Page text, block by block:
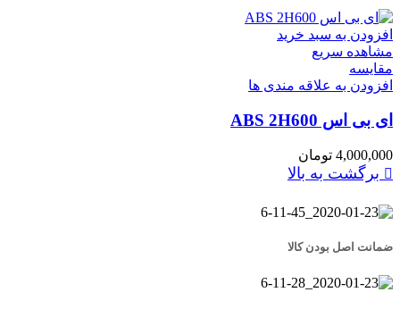
افزودن به سبد خرید
مشاهده سریع
مقایسه
افزودن به علاقه مندی ها
ای بی اس ABS 2H600
4,000,000 تومان
برگشت به بالا
ضمانت اصل بودن کالا